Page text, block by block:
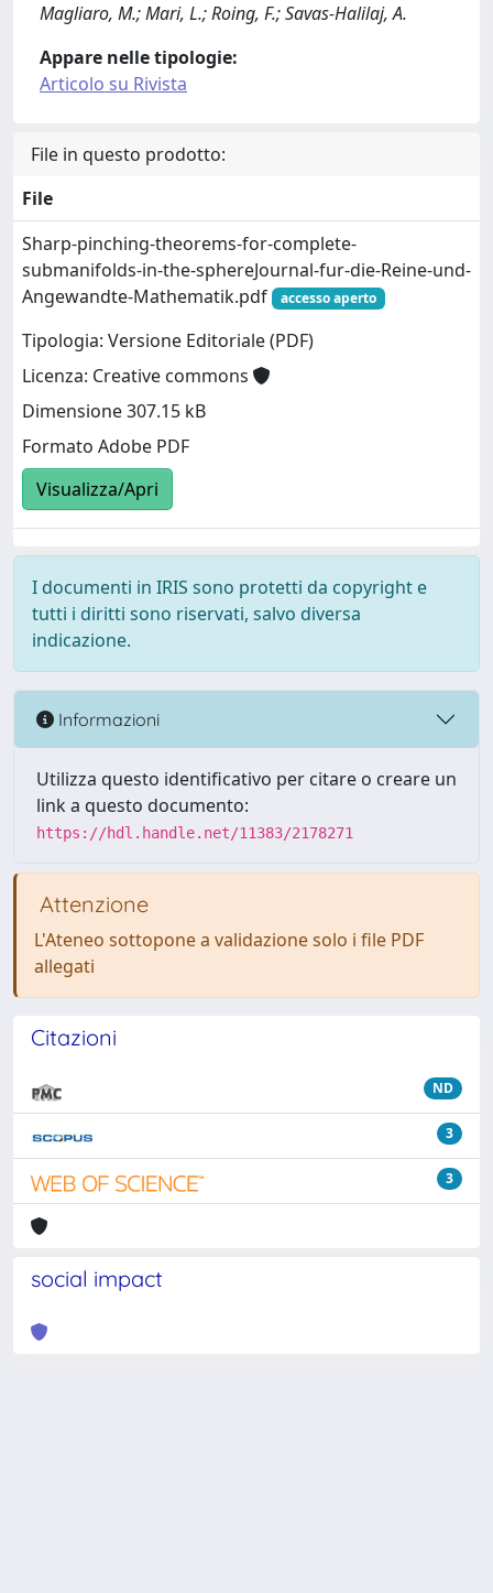
Magliaro, M.; Mari, L.; Roing, F.; Savas-Halilaj, A.
Appare nelle tipologie:
Articolo su Rivista
File in questo prodotto:
File
Sharp-pinching-theorems-for-complete-
submanifolds-in-the-sphereJournal-fur-die-Reine-und-
Angewandte-Mathematik.pdf
accesso aperto
Tipologia: Versione Editoriale (PDF)
Licenza: Creative commons
Dimensione 307.15 kB
Formato Adobe PDF
Visualizza/Apri
I documenti in IRIS sono protetti da copyright e
tutti i diritti sono riservati, salvo diversa
indicazione.
Informazioni
Utilizza questo identificativo per citare o creare un
link a questo documento:
https://hdl.handle.net/11383/2178271
Attenzione
L'Ateneo sottopone a validazione solo i file PDF
allegati
Citazioni
ND
3
3
social impact